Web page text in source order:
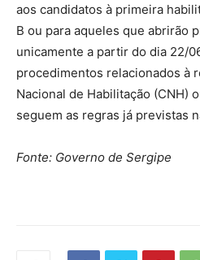
aos candidatos à primeira
B ou para aqueles que abrirão
unicamente a partir do dia 22/
procedimentos relacionados à
Nacional de Habilitação (CNH)
seguem as regras já previstas
Fonte: Governo de Sergipe